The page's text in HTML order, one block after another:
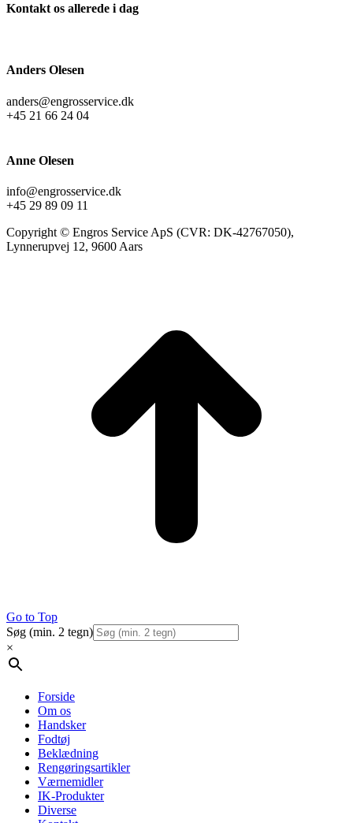
Kontakt os allerede i dag
Anders Olesen
anders@engrosservice.dk
+45 21 66 24 04
Anne Olesen
info@engrosservice.dk
+45 29 89 09 11
Copyright © Engros Service ApS (CVR: DK-42767050),
Lynnerupvej 12, 9600 Aars
Go to Top
Søg (min. 2 tegn)
×
Forside
Om os
Handsker
Fodtøj
Beklædning
Rengøringsartikler
Værnemidler
IK-Produkter
Diverse